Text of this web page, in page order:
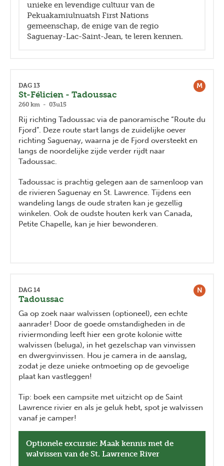
unieke en levendige cultuur van de
Pekuakamiulnuatsh First Nations
gemeenschap, de enige van de regio
Saguenay-Lac-Saint-Jean, te leren kennen.
M
DAG 13
St-Félicien - Tadoussac
260 km - 03u15
Rij richting Tadoussac via de panoramische “Route du
Fjord”. Deze route start langs de zuidelijke oever
richting Saguenay, waarna je de Fjord oversteekt en
langs de noordelijke zijde verder rijdt naar
Tadoussac.
Tadoussac is prachtig gelegen aan de samenloop van
de rivieren Saguenay en St. Lawrence. Tijdens een
wandeling langs de oude straten kan je gezellig
winkelen. Ook de oudste houten kerk van Canada,
Petite Chapelle, kan je hier bewonderen.
N
DAG 14
Tadoussac
Ga op zoek naar walvissen (optioneel), een echte
aanrader! Door de goede omstandigheden in de
riviermonding leeft hier een grote kolonie witte
walvissen (beluga), in het gezelschap van vinvissen
en dwergvinvissen. Hou je camera in de aanslag,
zodat je deze unieke ontmoeting op de gevoelige
plaat kan vastleggen!
Tip: boek een campsite met uitzicht op de Saint
Lawrence rivier en als je geluk hebt, spot je walvissen
vanaf je camper!
Optionele excursie: Maak kennis met de
walvissen van de St. Lawrence River